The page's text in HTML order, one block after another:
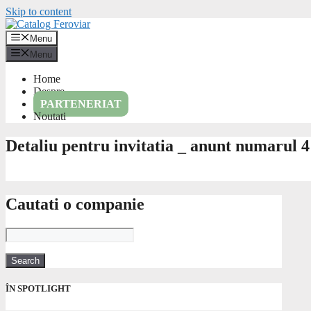
Skip to content
Menu
Menu
Home
Despre
PARTENERIAT
Noutati
Detaliu pentru invitatia _ anunt numarul
Cautati o companie
ÎN SPOTLIGHT